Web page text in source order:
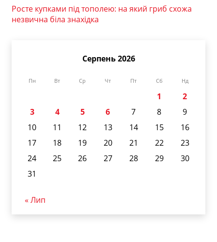
Росте купками під тополею: на який гриб схожа
незвична біла знахідка
Серпень 2026
Пн Вт Ср Чт Пт Сб Нд
1
2
3
4 5 6 7 8
9
10
11 12 13 14 15
16
17
18 19 20 21 22
23
24
25 26 27 28 29
30
31
« Лип